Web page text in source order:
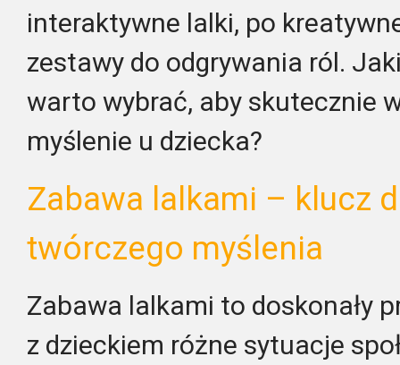
interaktywne lalki, po
zestawy do odgrywania ról.
warto wybrać, aby skutecznie
myślenie u dziecka?
Zabawa lalkami – klucz
twórczego myślenia
Zabawa lalkami to doskonały
z dzieckiem różne sytuacje